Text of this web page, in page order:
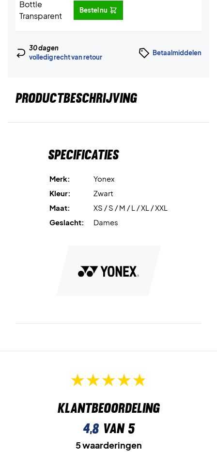
Bestel nu
30 dagen
volledig recht van retour
Betaalmiddelen
PRODUCTBESCHRIJVING
Specificaties
Merk:
Yonex
Kleur:
Zwart
Maat:
XS / S / M / L / XL / XXL
Geslacht:
Dames
Klantbeoordeling
4,8van 5
5 waarderingen